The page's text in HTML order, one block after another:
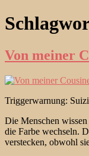
Von meiner
Triggerwarnung:
Die Menschen
die Farbe wechseln.
verstecken, obwohl